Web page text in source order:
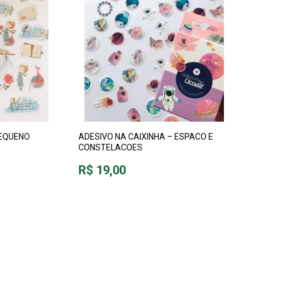
ADESIVO NA CAIXINHA – ESPACO E
CONSTELACOES
R$ 19,00